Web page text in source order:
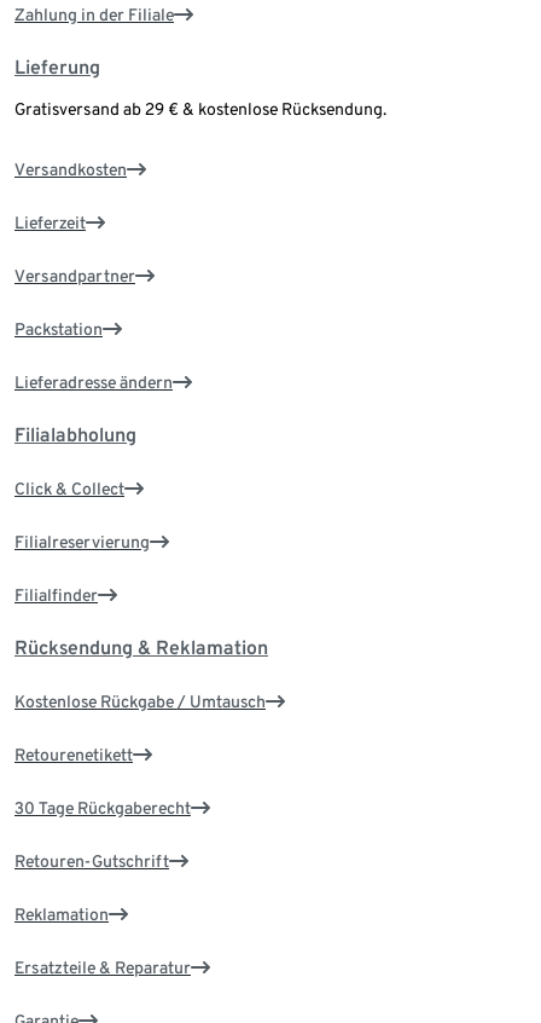
Zahlung in der Filiale
Lieferung
Gratisversand ab 29 € & kostenlose Rücksendung.
Versandkosten
Lieferzeit
Versandpartner
Packstation
Lieferadresse ändern
Filialabholung
Click & Collect
Filialreservierung
Filialfinder
Rücksendung & Reklamation
Kostenlose Rückgabe / Umtausch
Retourenetikett
30 Tage Rückgaberecht
Retouren-Gutschrift
Reklamation
Ersatzteile & Reparatur